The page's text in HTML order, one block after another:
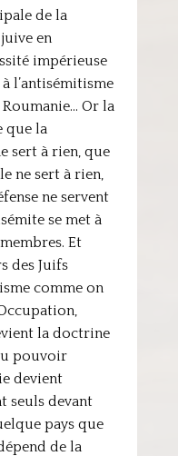
de la
en
impérieuse
l’antisémitisme
Roumanie… Or la
que la
sert à rien, que
ne sert à rien,
ne servent
se met à
Et
des Juifs
comme on
la doctrine
pouvoir
devient
seuls devant
pays que
de la